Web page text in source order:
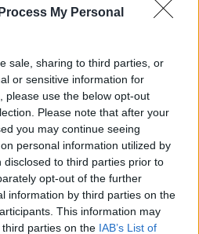
My Personal
sale, sharing to third parties, or
or sensitive information for
please use the below opt-out
Please note that after your
you may continue seeing
personal information utilized by
to third parties prior to
opt-out of the further
information by third parties on the
This information may
parties on the IAB’s List of
ιού του Δυτικού
Ζητά άμεση
των μέτρων κατά των